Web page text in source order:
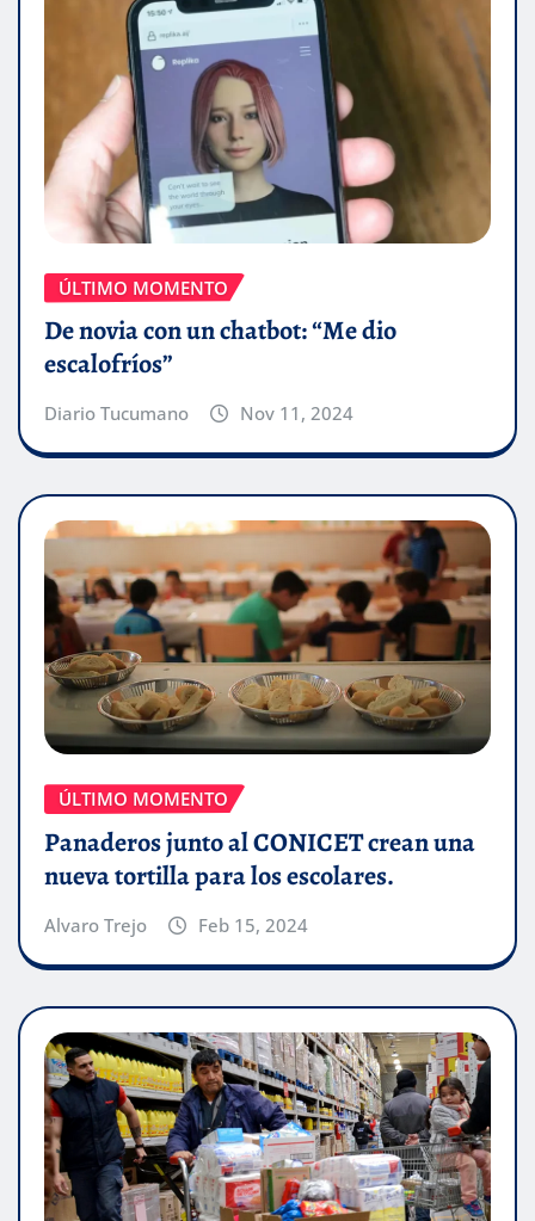
ÚLTIMO MOMENTO
De novia con un chatbot: “Me dio
escalofríos”
Diario Tucumano Nov 11, 2024
ÚLTIMO MOMENTO
Panaderos junto al CONICET crean una
nueva tortilla para los escolares.
Alvaro Trejo Feb 15, 2024